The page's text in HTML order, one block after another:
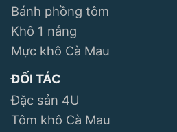
Bánh phồng tôm
Khô 1 nắng
Mực khô Cà Mau
ĐỐI TÁC
Đặc sản 4U
Tôm khô Cà Mau